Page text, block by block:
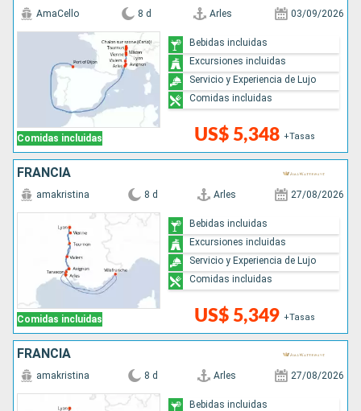
Comidas incluidas
AmaCello 8 d Arles 03/09/2026
US$ 5,348 +Tasas
Bebidas incluidas
Excursiones incluidas
Servicio y Experiencia de Lujo
Comidas incluidas
FRANCIA
Comidas incluidas
amakristina 8 d Arles 27/08/2026
US$ 5,349 +Tasas
Bebidas incluidas
Excursiones incluidas
Servicio y Experiencia de Lujo
Comidas incluidas
FRANCIA
amakristina 8 d Arles 27/08/2026
Bebidas incluidas